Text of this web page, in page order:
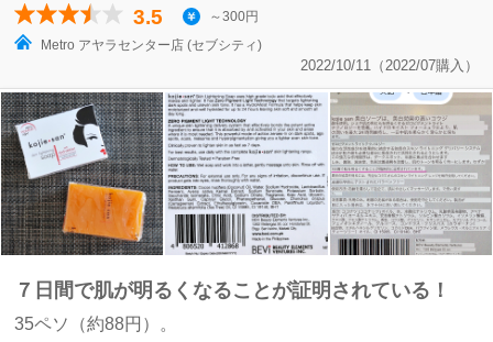
3.5
～300円
Metro アヤラセンター店 (セブシティ)
2022/10/11（2022/07購入）
７日間で肌が明るくなることが証明されている！
35ペソ（約88円）。